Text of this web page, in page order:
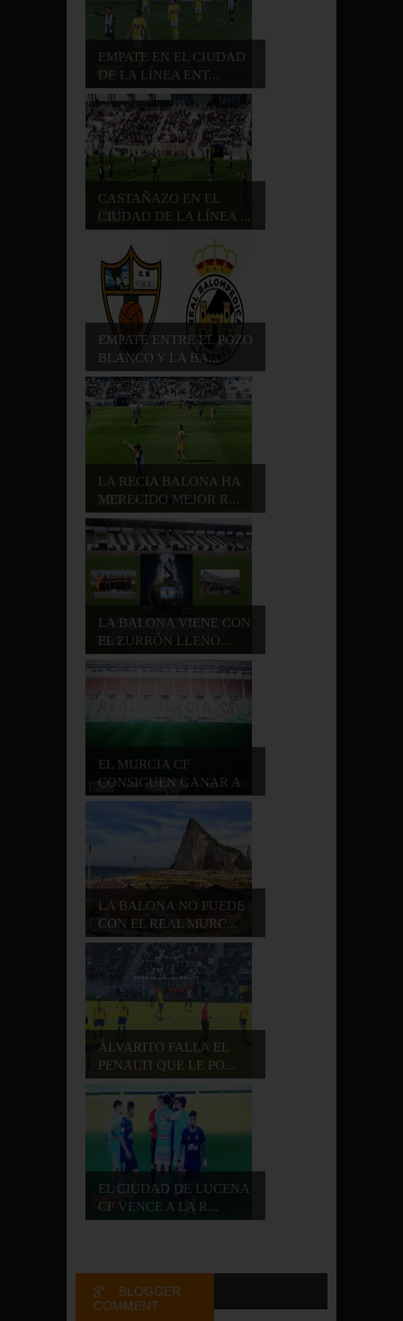
EMPATE EN EL CIUDAD
DE LA LÍNEA ENT...
CASTAÑAZO EN EL
CIUDAD DE LA LÍNEA ...
EMPATE ENTRE EL POZO
BLANCO Y LA BA...
LA RECIA BALONA HA
MERECIDO MEJOR R...
LA BALONA VIENE CON
EL ZURRÓN LLENO...
EL MURCIA CF
CONSIGUEN GANAR A
LA B...
LA BALONA NO PUEDE
CON EL REAL MURC...
ÁLVARITO FALLA EL
PENALTI QUE LE PO...
EL CIUDAD DE LUCENA
CF VENCE A LA R...
BLOGGER
COMMENT